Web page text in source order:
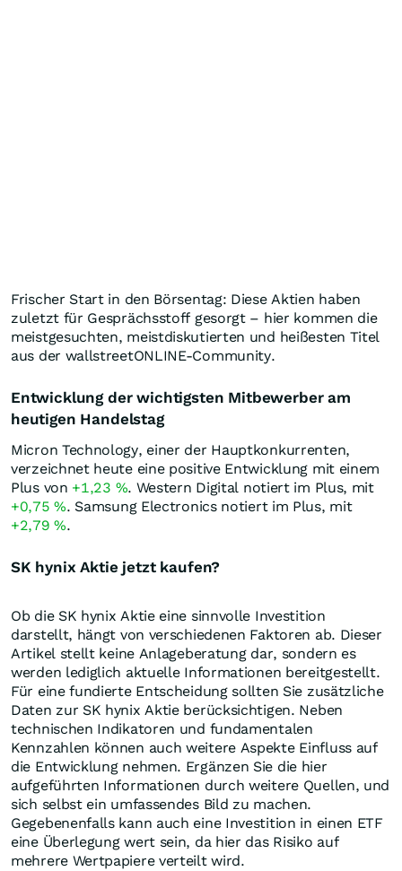
Frischer Start in den Börsentag: Diese Aktien haben
zuletzt für Gesprächsstoff gesorgt – hier kommen die
meistgesuchten, meistdiskutierten und heißesten Titel
aus der wallstreetONLINE-Community.
Entwicklung der wichtigsten Mitbewerber am
heutigen Handelstag
Micron Technology, einer der Hauptkonkurrenten,
verzeichnet heute eine positive Entwicklung mit einem
Plus von +1,23 %. Western Digital notiert im Plus, mit
+0,75%. Samsung Electronics notiert im Plus, mit
+2,79%.
SK hynix Aktie jetzt kaufen?
Ob die SK hynix Aktie eine sinnvolle Investition
darstellt, hängt von verschiedenen Faktoren ab. Dieser
Artikel stellt keine Anlageberatung dar, sondern es
werden lediglich aktuelle Informationen bereitgestellt.
Für eine fundierte Entscheidung sollten Sie zusätzliche
Daten zur SK hynix Aktie berücksichtigen. Neben
technischen Indikatoren und fundamentalen
Kennzahlen können auch weitere Aspekte Einfluss auf
die Entwicklung nehmen. Ergänzen Sie die hier
aufgeführten Informationen durch weitere Quellen, und
sich selbst ein umfassendes Bild zu machen.
Gegebenenfalls kann auch eine Investition in einen ETF
eine Überlegung wert sein, da hier das Risiko auf
mehrere Wertpapiere verteilt wird.